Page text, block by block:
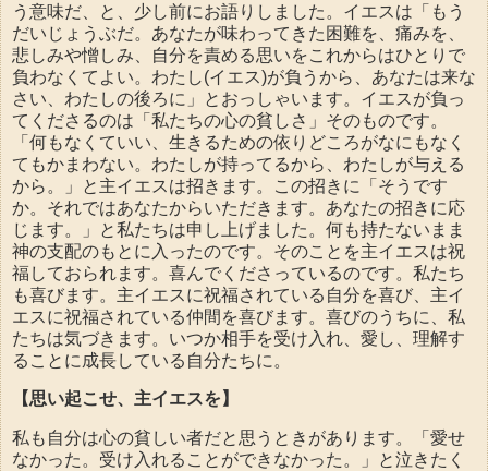
う意味だ、と、少し前にお語りしました。イエスは「もう
だいじょうぶだ。あなたが味わってきた困難を、痛みを、
悲しみや憎しみ、自分を責める思いをこれからはひとりで
負わなくてよい。わたし(イエス)が負うから、あなたは来な
さい、わたしの後ろに」とおっしゃいます。イエスが負っ
てくださるのは「私たちの心の貧しさ」そのものです。
「何もなくていい、生きるための依りどころがなにもなく
てもかまわない。わたしが持ってるから、わたしが与える
から。」と主イエスは招きます。この招きに「そうです
か。それではあなたからいただきます。あなたの招きに応
じます。」と私たちは申し上げました。何も持たないまま
神の支配のもとに入ったのです。そのことを主イエスは祝
福しておられます。喜んでくださっているのです。私たち
も喜びます。主イエスに祝福されている自分を喜び、主イ
エスに祝福されている仲間を喜びます。喜びのうちに、私
たちは気づきます。いつか相手を受け入れ、愛し、理解す
ることに成長している自分たちに。
【思い起こせ、主イエスを】
私も自分は心の貧しい者だと思うときがあります。「愛せ
なかった。受け入れることができなかった。」と泣きたく